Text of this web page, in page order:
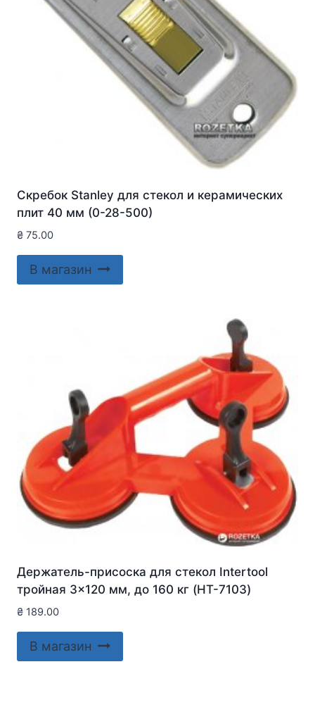
Скребок Stanley для стекол и керамических
плит 40 мм (0-28-500)
₴ 75.00
В магазин
Держатель-присоска для стекол Intertool
тройная 3×120 мм, до 160 кг (HT-7103)
₴ 189.00
В магазин